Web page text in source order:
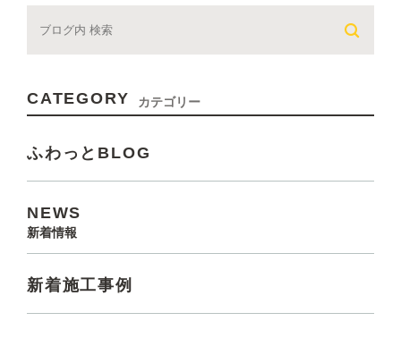
CATEGORY カテゴリー
ふわっとBLOG
NEWS
新着情報
新着施工事例